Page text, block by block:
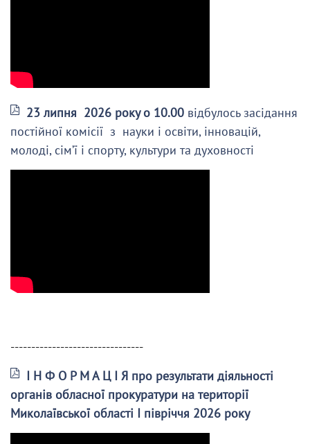
23 липня 2026 року о 10.00 відбулось засідання
постійної комісії з науки і освіти, інновацій,
молоді, сім’ї і спорту, культури та духовності
--------------------------------
І Н Ф О Р М А Ц І Я про результати діяльності
органів обласної прокуратури на території
Миколаївської області І півріччя 2026 року